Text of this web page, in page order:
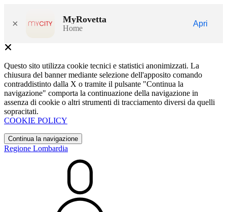
× MyRovetta
Home
Apri
Questo sito utilizza cookie tecnici e statistici anonimizzati. La
chiusura del banner mediante selezione dell'apposito comando
contraddistinto dalla X o tramite il pulsante "Continua la
navigazione" comporta la continuazione della navigazione in
assenza di cookie o altri strumenti di tracciamento diversi da quelli
sopracitati.
COOKIE POLICY
Continua la navigazione
Regione Lombardia